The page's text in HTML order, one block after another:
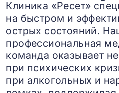
Клиника «Ресет»
на быстром и
острых состояний.
профессиональная
команда оказывает
при психических
при алкогольных и